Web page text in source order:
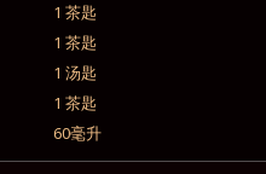
1 茶匙
1 茶匙
1 汤匙
1 茶匙
60毫升